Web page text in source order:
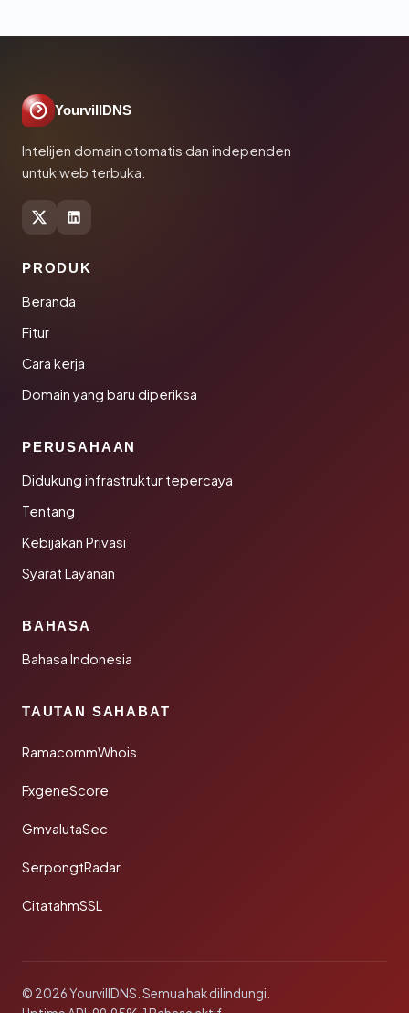
YourvillDNS
Intelijen domain otomatis dan independen
untuk web terbuka.
PRODUK
Beranda
Fitur
Cara kerja
Domain yang baru diperiksa
PERUSAHAAN
Didukung infrastruktur tepercaya
Tentang
Kebijakan Privasi
Syarat Layanan
BAHASA
Bahasa Indonesia
TAUTAN SAHABAT
RamacommWhois
FxgeneScore
GmvalutaSec
SerpongtRadar
CitatahmSSL
© 2026 YourvillDNS. Semua hak dilindungi.